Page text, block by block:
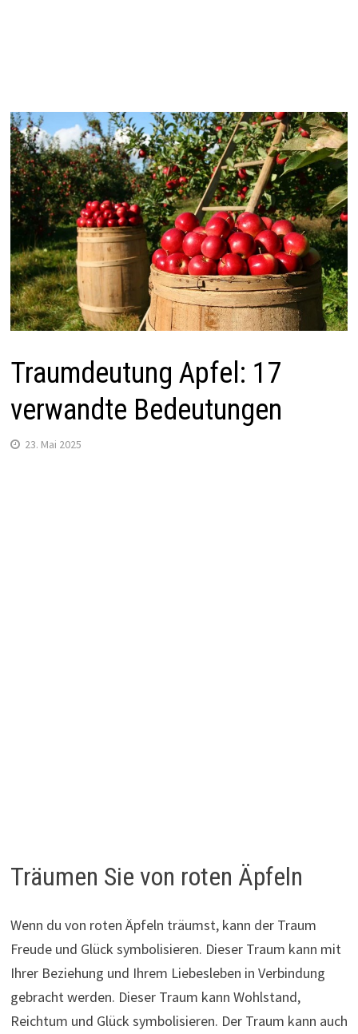
Traumdeutung Apfel: 17
verwandte Bedeutungen
23. Mai 2025
Träumen Sie von roten Äpfeln
Wenn du von roten Äpfeln träumst, kann der Traum
Freude und Glück symbolisieren. Dieser Traum kann mit
Ihrer Beziehung und Ihrem Liebesleben in Verbindung
gebracht werden. Dieser Traum kann Wohlstand,
Reichtum und Glück symbolisieren. Der Traum kann auch